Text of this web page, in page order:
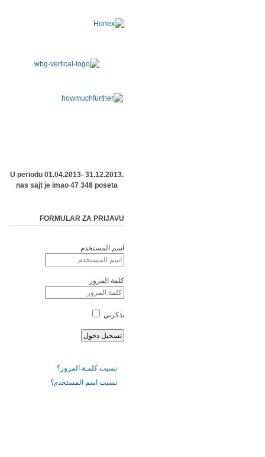
U periodu 01.04.2013- 31.12.2013.
nas sajt je imao 47 348 poseta
FORMULAR ZA PRIJAVU
اسم المستخدم
كلمة المرور
تذكرني
نسيت كلمـة المرور؟
نسيت اسم المستخدم؟